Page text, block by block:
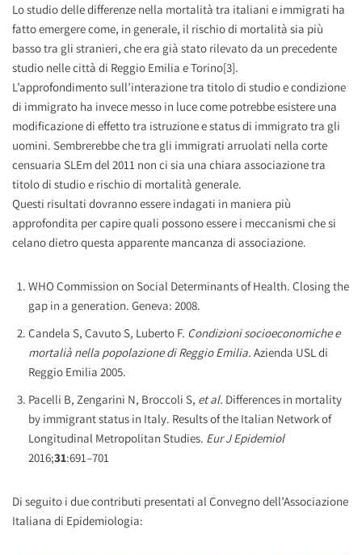
Lo studio delle differenze nella mortalità tra italiani e immigrati ha
fatto emergere come, in generale, il rischio di mortalità sia più
basso tra gli stranieri, che era già stato rilevato da un precedente
studio nelle città di Reggio Emilia e Torino[3].
L’approfondimento sull’interazione tra titolo di studio e condizione
di immigrato ha invece messo in luce come potrebbe esistere una
modificazione di effetto tra istruzione e status di immigrato tra gli
uomini. Sembrerebbe che tra gli immigrati arruolati nella corte
censuaria SLEm del 2011 non ci sia una chiara associazione tra
titolo di studio e rischio di mortalità generale.
Questi risultati dovranno essere indagati in maniera più
approfondita per capire quali possono essere i meccanismi che si
celano dietro questa apparente mancanza di associazione.
WHO Commission on Social Determinants of Health. Closing the
gap in a generation. Geneva: 2008.
Candela S, Cavuto S, Luberto F. Condizioni socioeconomiche e
mortalià nella popolazione di Reggio Emilia. Azienda USL di
Reggio Emilia 2005.
Pacelli B, Zengarini N, Broccoli S, et al. Differences in mortality
by immigrant status in Italy. Results of the Italian Network of
Longitudinal Metropolitan Studies. Eur J Epidemiol
2016;31:691–701
Di seguito i due contributi presentati al Convegno dell’Associazione
Italiana di Epidemiologia: